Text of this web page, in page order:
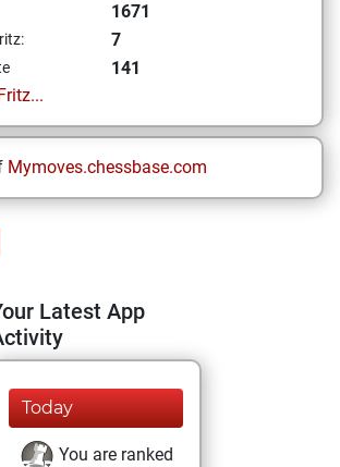
1671
7
141
Mymoves.chessbase.com
Latest App
Today
You are ranked